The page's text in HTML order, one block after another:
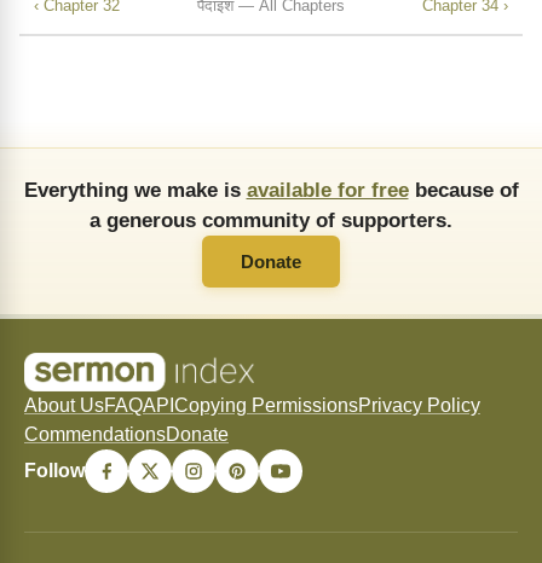
‹ Chapter 32 पैदाइश — All Chapters Chapter 34 ›
Everything we make is available for freebecause of
a generous community of supporters.
Donate
About UsFAQAPI Copying PermissionsPrivacy Policy
CommendationsDonate
Follow